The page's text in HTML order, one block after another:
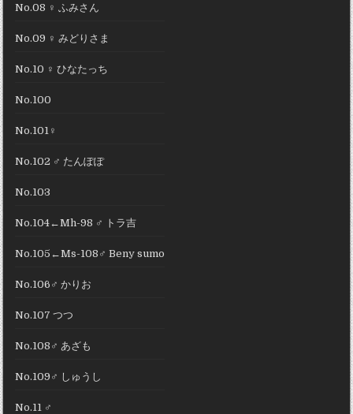
No.08 ♀ ふみさん
No.09 ♀ みどりさま
No.10 ♀ ひなたっち
No.100
No.101♀
No.102 ♂ たんぽぽ
No.103
No.104←Mh-98 ♂ トラ吉
No.105←Ms-108♂ Beny sumo
No.106♂ かりお
No.107 つつ
No.108♂ あざも
No.109♂ しゅうし
No.11 ♂